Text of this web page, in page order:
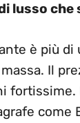
lusso che
è più
Il
fortissime.